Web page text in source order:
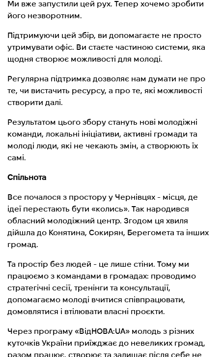
Ми вже запустили цей рух. Тепер хочемо зробити
його незворотним.
Підтримуючи цей збір, ви допомагаєте не просто
утримувати офіс. Ви стаєте частиною системи, яка
щодня створює можливості для молоді.
Регулярна підтримка дозволяє нам думати не про
те, чи вистачить ресурсу, а про те, які можливості
створити далі.
Результатом цього збору стануть нові молодіжні
команди, локальні ініціативи, активні громади та
молоді люди, які не чекають змін, а створюють їх
самі.
Спільнота
Все почалося з простору у Чернівцях - місця, де
ідеї перестають бути «колись». Так народився
обласний молодіжний центр. Згодом ця хвиля
дійшла до Конятина, Сокирян, Берегомета та інших
громад.
Та простір без людей - це лише стіни. Тому ми
працюємо з командами в громадах: проводимо
стратегічні сесії, тренінги та консультації,
допомагаємо молоді вчитися співпрацювати,
домовлятися і втілювати власні проєкти.
Через програму «ВідНОВА:UA» молодь з різних
куточків України приїжджає до невеликих громад,
разом працює, створює та залишає після себе не